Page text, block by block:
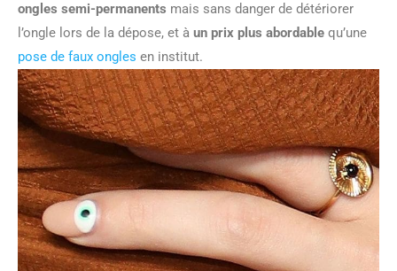
ongles semi-permanents mais sans danger de détériorer
l’ongle lors de la dépose, et à un prix plus abordable qu’une
pose de faux ongles en institut.